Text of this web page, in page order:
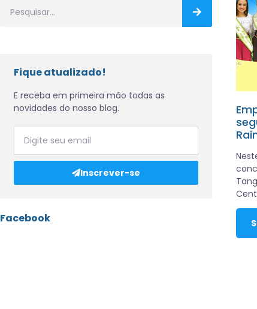
Fique atualizado!
E receba em primeira mão todas as
novidades do nosso blog.
Inscrever-se
Facebook